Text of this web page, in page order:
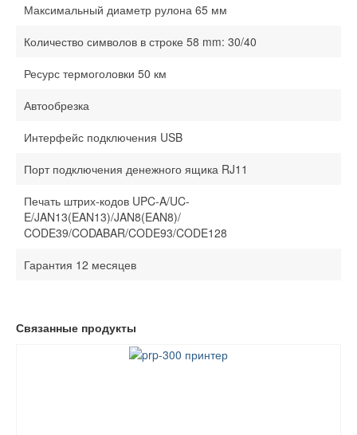
Максимальный диаметр рулона 65 мм
Количество символов в строке 58 mm: 30/40
Ресурс термоголовки 50 км
Автообрезка
Интерфейс подключения USB
Порт подключения денежного ящика RJ11
Печать штрих-кодов UPC-A/UC-
E/JAN13(EAN13)/JAN8(EAN8)/
CODE39/CODABAR/CODE93/CODE128
Гарантия 12 месяцев
Связанные продукты